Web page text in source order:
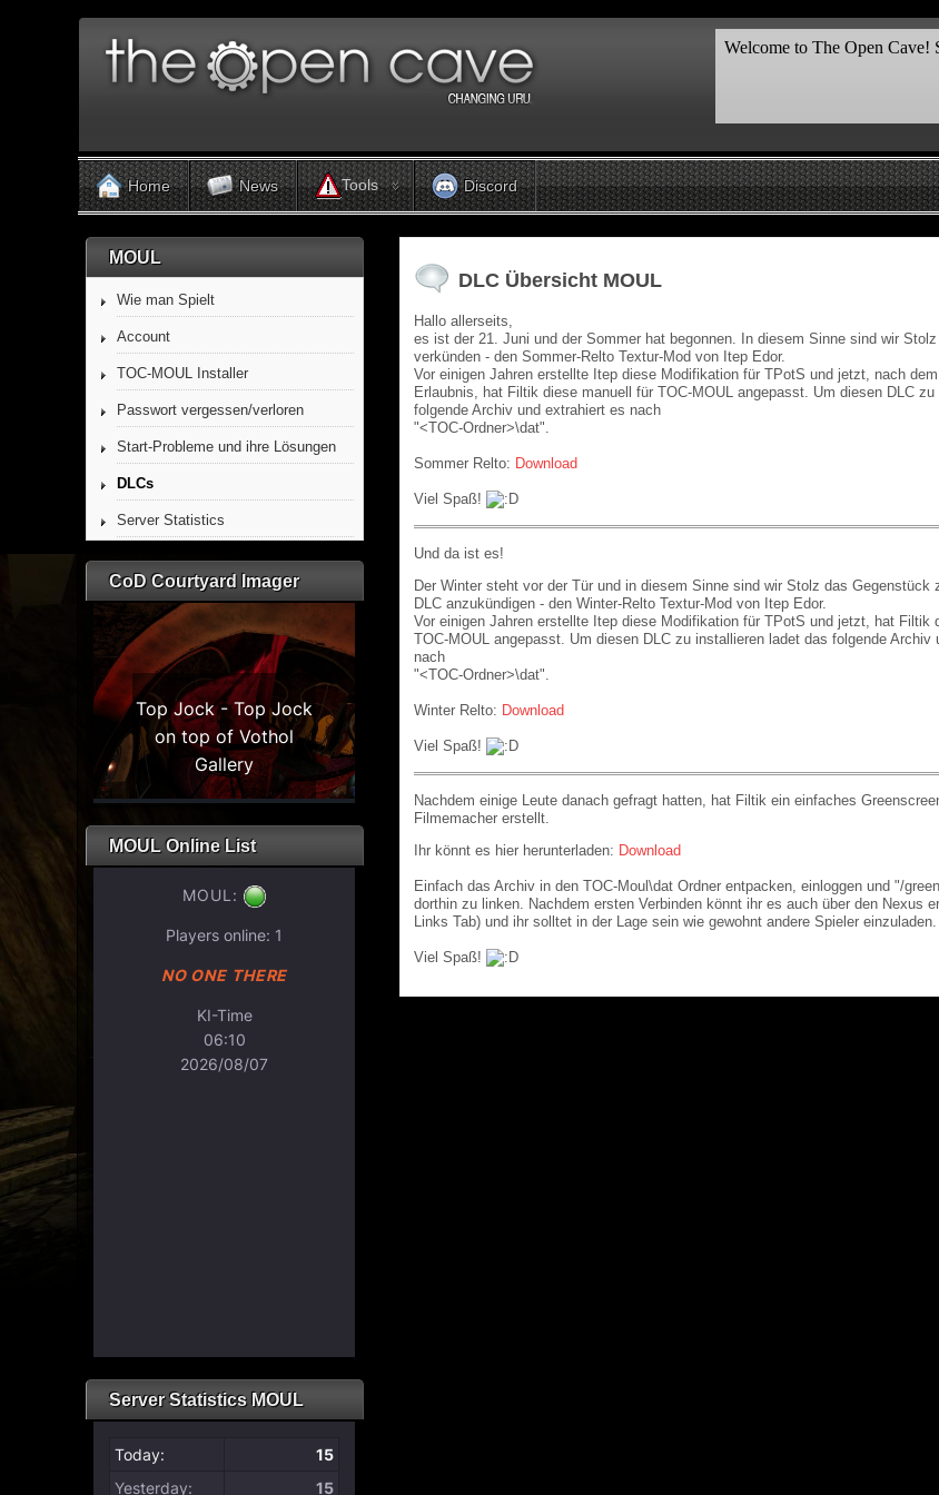
Home News Tools Discord
MOUL
Wie man Spielt
Account
TOC-MOUL Installer
Passwort vergessen/verloren
Start-Probleme und ihre Lösungen
DLCs
Server Statistics
CoD Courtyard Imager
MOUL Online List
Server Statistics MOUL
DLC Übersicht MOUL
Hallo allerseits,
es ist der 21. Juni und der Sommer hat begonnen. In diesem Sinne sind wir
verkünden - den Sommer-Relto Textur-Mod von Itep Edor.
Vor einigen Jahren erstellte Itep diese Modifikation für TPotS und jetzt, nach
Erlaubnis, hat Filtik diese manuell für TOC-MOUL angepasst. Um diesen DLC
folgende Archiv und extrahiert es nach
"<TOC-Ordner>\dat".
Sommer Relto: Download
Viel Spaß!
Und da ist es!
Der Winter steht vor der Tür und in diesem Sinne sind wir Stolz das Gegenstück
DLC anzukündigen - den Winter-Relto Textur-Mod von Itep Edor.
Vor einigen Jahren erstellte Itep diese Modifikation für TPotS und jetzt, hat Filtik
TOC-MOUL angepasst. Um diesen DLC zu installieren ladet das folgende Archiv
nach
"<TOC-Ordner>\dat".
Winter Relto: Download
Viel Spaß!
Nachdem einige Leute danach gefragt hatten, hat Filtik ein einfaches
Filmemacher erstellt.
Ihr könnt es hier herunterladen: Download
Einfach das Archiv in den TOC-Moul\dat Ordner entpacken, einloggen und "/
dorthin zu linken. Nachdem ersten Verbinden könnt ihr es auch über den Nexus
Links Tab) und ihr solltet in der Lage sein wie gewohnt andere Spieler einzuladen.
Viel Spaß!